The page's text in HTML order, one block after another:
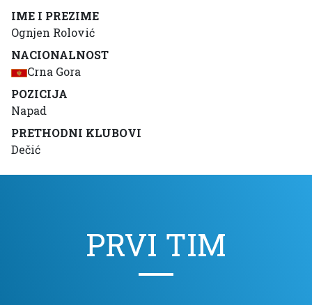
IME I PREZIME
Ognjen Rolović
NACIONALNOST
Crna Gora
POZICIJA
Napad
PRETHODNI KLUBOVI
Dečić
PRVI TIM